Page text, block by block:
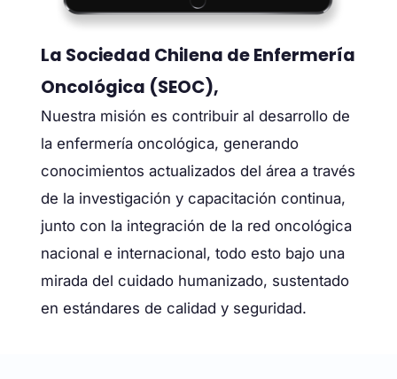
La Sociedad Chilena de Enfermería
Oncológica (SEOC),
Nuestra misión es contribuir al desarrollo de
la enfermería oncológica, generando
conocimientos actualizados del área a través
de la investigación y capacitación continua,
junto con la integración de la red oncológica
nacional e internacional, todo esto bajo una
mirada del cuidado humanizado, sustentado
en estándares de calidad y seguridad.